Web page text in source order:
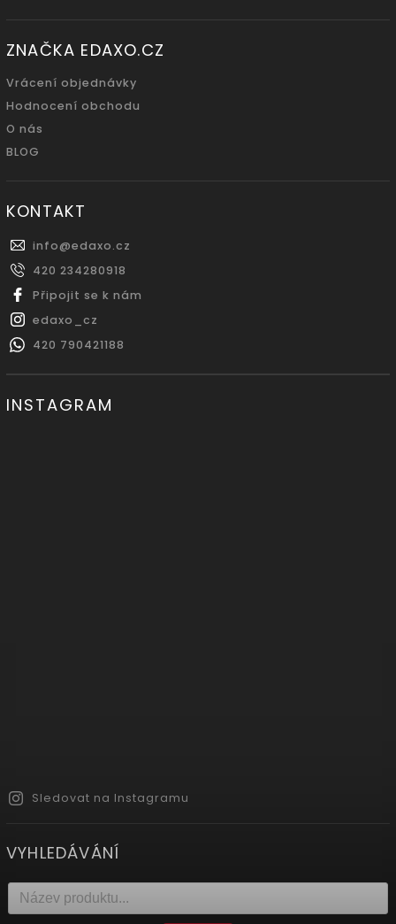
ZNAČKA EDAXO.CZ
Vrácení objednávky
Hodnocení obchodu
O nás
BLOG
KONTAKT
info@edaxo.cz
420 234280918
Připojit se k nám
edaxo_cz
420 790421188
INSTAGRAM
Sledovat na Instagramu
VYHLEDÁVÁNÍ